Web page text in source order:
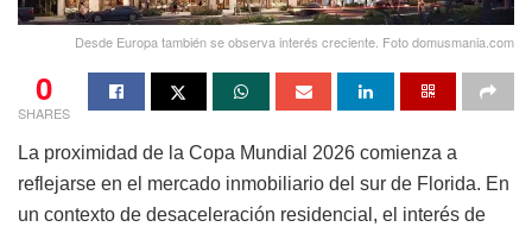
Desde Europa también se observa interés creciente. Foto domusmania.com
0
SHARES
La proximidad de la Copa Mundial 2026 comienza a
reflejarse en el mercado inmobiliario del sur de Florida. En
un contexto de desaceleración residencial, el interés de